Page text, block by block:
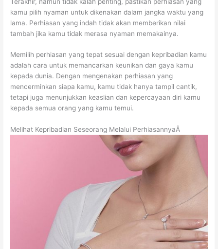
kamu pilih nyaman untuk dikenakan dalam jangka waktu yang
lama. Perhiasan yang indah tidak akan memberikan nilai
tambah jika kamu tidak merasa nyaman memakainya.
Memilih perhiasan yang tepat sesuai dengan kepribadian kamu
adalah cara untuk memancarkan keunikan dan gaya kamu
kepada dunia. Dengan mengenakan perhiasan yang
mencerminkan siapa kamu, kamu tidak hanya tampil cantik,
tetapi juga menunjukkan keaslian dan kepercayaan diri kamu
kepada semua orang yang kamu temui.
Melihat Kepribadian Seseorang Melalui PerhiasannyaÂ